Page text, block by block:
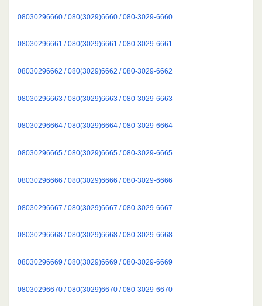
08030296660 / 080(3029)6660 / 080-3029-6660
08030296661 / 080(3029)6661 / 080-3029-6661
08030296662 / 080(3029)6662 / 080-3029-6662
08030296663 / 080(3029)6663 / 080-3029-6663
08030296664 / 080(3029)6664 / 080-3029-6664
08030296665 / 080(3029)6665 / 080-3029-6665
08030296666 / 080(3029)6666 / 080-3029-6666
08030296667 / 080(3029)6667 / 080-3029-6667
08030296668 / 080(3029)6668 / 080-3029-6668
08030296669 / 080(3029)6669 / 080-3029-6669
08030296670 / 080(3029)6670 / 080-3029-6670